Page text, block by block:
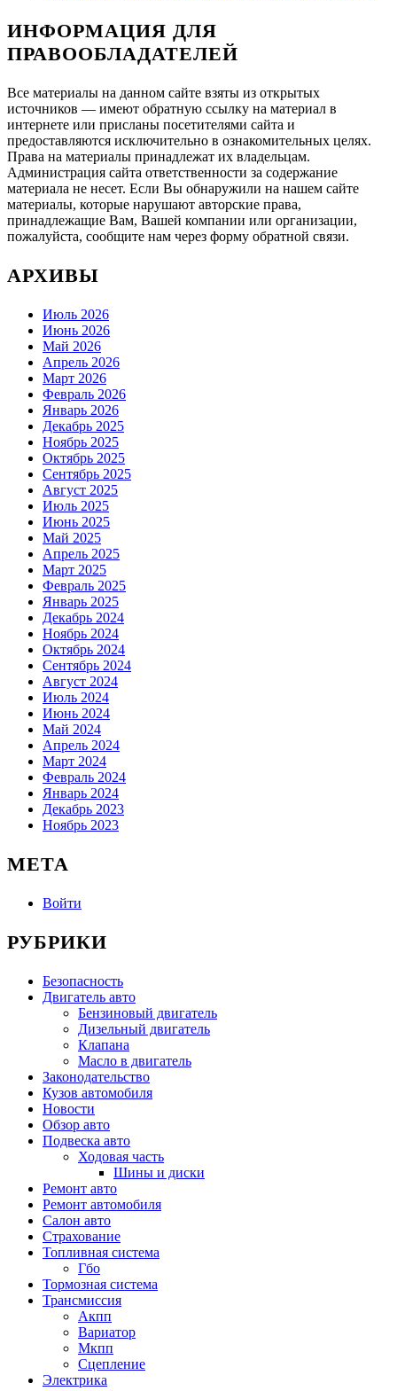
ИНФОРМАЦИЯ ДЛЯ
ПРАВООБЛАДАТЕЛЕЙ
Все материалы на данном сайте взяты из открытых
источников — имеют обратную ссылку на материал в
интернете или присланы посетителями сайта и
предоставляются исключительно в ознакомительных целях.
Права на материалы принадлежат их владельцам.
Администрация сайта ответственности за содержание
материала не несет. Если Вы обнаружили на нашем сайте
материалы, которые нарушают авторские права,
принадлежащие Вам, Вашей компании или организации,
пожалуйста, сообщите нам через форму обратной связи.
АРХИВЫ
Июль 2026
Июнь 2026
Май 2026
Апрель 2026
Март 2026
Февраль 2026
Январь 2026
Декабрь 2025
Ноябрь 2025
Октябрь 2025
Сентябрь 2025
Август 2025
Июль 2025
Июнь 2025
Май 2025
Апрель 2025
Март 2025
Февраль 2025
Январь 2025
Декабрь 2024
Ноябрь 2024
Октябрь 2024
Сентябрь 2024
Август 2024
Июль 2024
Июнь 2024
Май 2024
Апрель 2024
Март 2024
Февраль 2024
Январь 2024
Декабрь 2023
Ноябрь 2023
МЕТА
Войти
РУБРИКИ
Безопасность
Двигатель авто
Бензиновый двигатель
Дизельный двигатель
Клапана
Масло в двигатель
Законодательство
Кузов автомобиля
Новости
Обзор авто
Подвеска авто
Ходовая часть
Шины и диски
Ремонт авто
Ремонт автомобиля
Салон авто
Страхование
Топливная система
Гбо
Тормозная система
Трансмиссия
Акпп
Вариатор
Мкпп
Сцепление
Электрика